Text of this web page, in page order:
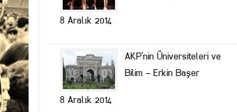
8 Aralık 2014
AKP’nin Üniversiteleri ve
Bilim – Erkin Başer
8 Aralık 2014